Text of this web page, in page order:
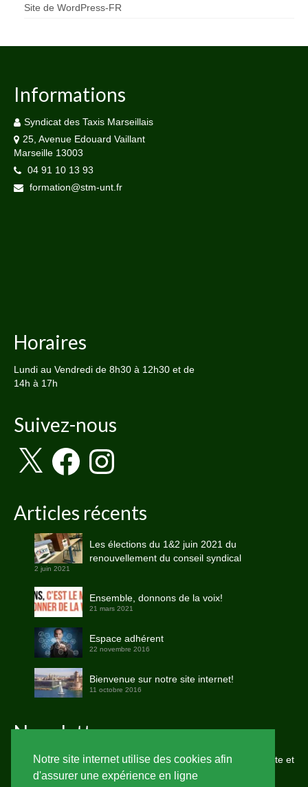
Site de WordPress-FR
Informations
Syndicat des Taxis Marseillais
25, Avenue Edouard Vaillant
Marseille 13003
04 91 10 13 93
formation@stm-unt.fr
Horaires
Lundi au Vendredi de 8h30 à 12h30 et de
14h à 17h
Suivez-nous
FacebookInstagram
Articles récents
Les élections du 1&2 juin 2021 du
renouvellement du conseil syndical
2 juin 2021
Ensemble, donnons de la voix!
21 mars 2021
Espace adhérent
22 novembre 2016
Bienvenue sur notre site internet!
11 octobre 2016
Newsletter
Saisissez votre adresse e-mail pour vous abonner à notre site et
recevoir une notification de chaque nouvel article par email.
Notre site internet utilise des cookies afin
d'assurer une expérience en ligne